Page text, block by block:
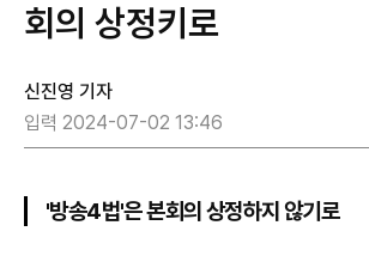
회의 상정키로
신진영 기자
입력 2024-07-02 13:46
'방송4법'은 본회의 상정하지 않기로